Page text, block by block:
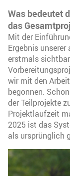
Was bedeutet
das
Mit der
Ergebnis
erstmals
wir mit den
begonnen.
der Teilprojekte
Projektlaufzeit
2025 ist das
als ursprünglich